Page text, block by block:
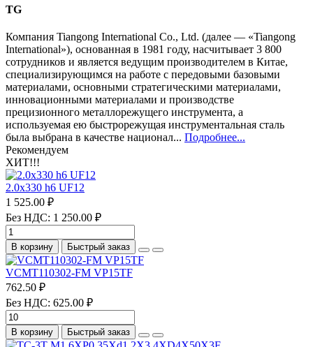
TG
Компания Tiangong International Co., Ltd. (далее — «Tiangong
International»), основанная в 1981 году, насчитывает 3 800
сотрудников и является ведущим производителем в Китае,
специализирующимся на работе с передовыми базовыми
материалами, основными стратегическими материалами,
инновационными материалами и производстве
прецизионного металлорежущего инструмента, а
используемая ею быстрорежущая инструментальная сталь
была выбрана в качестве национал... Подробнее...
Рекомендуем
ХИТ!!!
2.0х330 h6 UF12
1 525.00 ₽
Без НДС: 1 250.00 ₽
В корзину Быстрый заказ
VCMT110302-FM VP15TF
762.50 ₽
Без НДС: 625.00 ₽
В корзину Быстрый заказ